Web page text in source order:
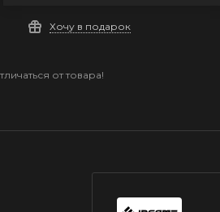
Хочу в подарок
от товара!